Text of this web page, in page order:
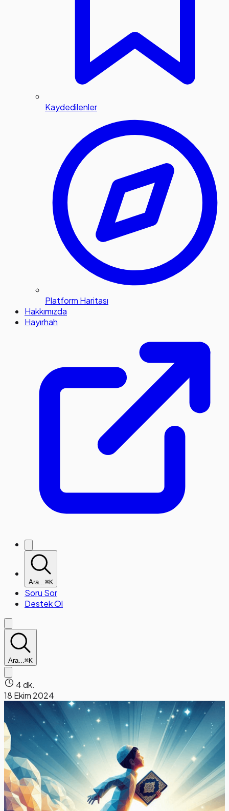
Kaydedilenler
Platform Haritası
Hakkımızda
Hayırhah
Ara...⌘K
Soru Sor
Destek Ol
Ara...⌘K
4 dk.
18 Ekim 2024